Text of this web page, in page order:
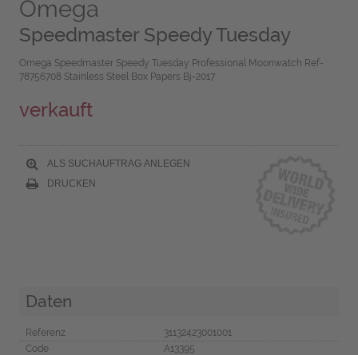
Omega
Speedmaster Speedy Tuesday
Omega Speedmaster Speedy Tuesday Professional Moonwatch Ref-
78756708 Stainless Steel Box Papers Bj-2017
verkauft
ALS SUCHAUFTRAG ANLEGEN
DRUCKEN
Daten
Referenz
31132423001001
Code
A13395